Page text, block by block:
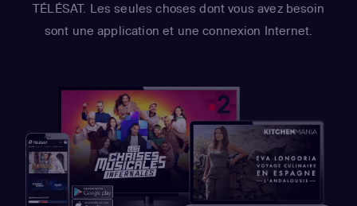
TÉLÉSAT. Les seules choses dont vous avez besoin
sont une application et une connexion Internet.